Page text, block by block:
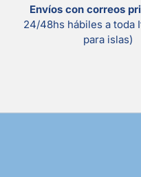
Envíos con correos
24/48hs hábiles a toda
para islas)